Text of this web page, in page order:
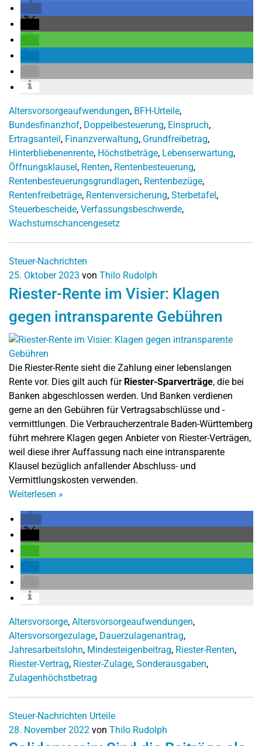
Altersvorsorgeaufwendungen, BFH-Urteile,
Bundesfinanzhof, Doppelbesteuerung, Einspruch,
Ertragsanteil, Finanzverwaltung, Grundfreibetrag,
Hinterbliebenenrente, Höchstbeträge, Lebenserwartung,
Öffnungsklausel, Renten, Rentenbesteuerung,
Rentenbesteuerungsgrundlagen, Rentenbezüge,
Rentenfreibeträge, Rentenversicherung, Sterbetafel,
Steuerbescheide, Verfassungsbeschwerde,
Wachstumschancengesetz
Steuer-Nachrichten
25. Oktober 2023 von Thilo Rudolph
Riester-Rente im Visier: Klagen
gegen intransparente Gebühren
Die Riester-Rente sieht die Zahlung einer lebenslangen
Rente vor. Dies gilt auch für Riester-Sparverträge, die bei
Banken abgeschlossen werden. Und Banken verdienen
gerne an den Gebühren für Vertragsabschlüsse und -
vermittlungen. Die Verbraucherzentrale Baden-Württemberg
führt mehrere Klagen gegen Anbieter von Riester-Verträgen,
weil diese ihrer Auffassung nach eine intransparente
Klausel bezüglich anfallender Abschluss- und
Vermittlungskosten verwenden.
Weiterlesen »
Altersvorsorge, Altersvorsorgeaufwendungen,
Altersvorsorgezulage, Dauerzulagenantrag,
Jahresarbeitslohn, Mindesteigenbeitrag, Riester-Renten,
Riester-Vertrag, Riester-Zulage, Sonderausgaben,
Zulagenhöchstbetrag
Steuer-Nachrichten Urteile
28. November 2022 von Thilo Rudolph